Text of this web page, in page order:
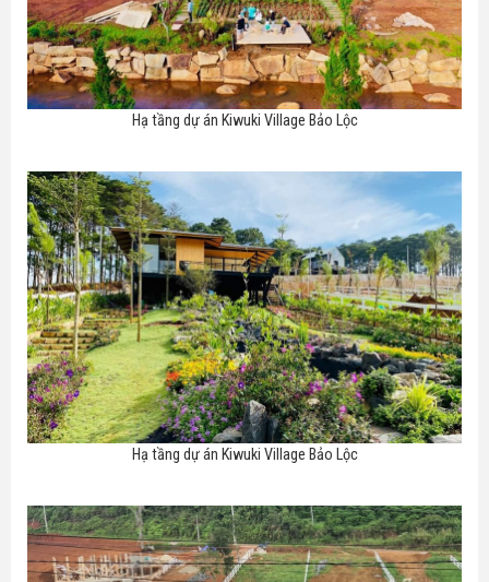
Hạ tầng dự án Kiwuki Village Bảo Lộc
Hạ tầng dự án Kiwuki Village Bảo Lộc